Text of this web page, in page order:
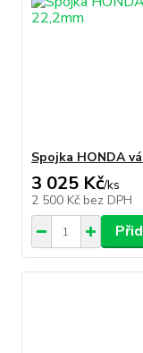
Spojka HONDA
3 025 Kč/ks
2 500 Kč bez DPH